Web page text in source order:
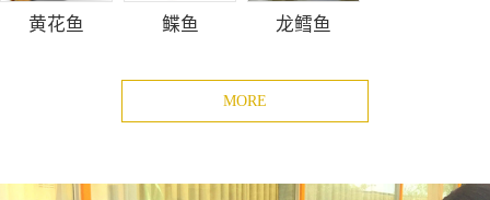
黄花鱼 鲽鱼 龙鳕鱼
MORE